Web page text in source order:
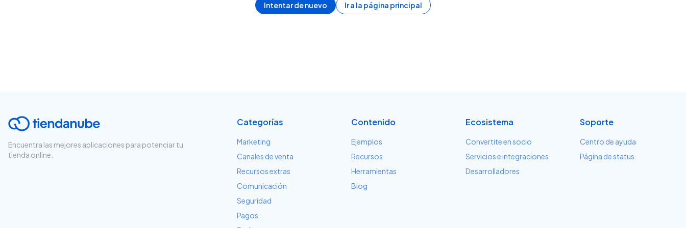
Intentar de nuevo Ir a la página principal
Encuentra las mejores aplicaciones para potenciar tu
tienda online.
Categorías
Marketing
Canales de venta
Recursos extras
Comunicación
Seguridad
Pagos
Contenido
Ejemplos
Recursos
Herramientas
Blog
Ecosistema
Convertite en socio
Servicios e integraciones
Desarrolladores
Soporte
Centro de ayuda
Página de status